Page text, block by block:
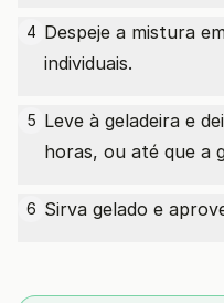
4 Despeje a mistura
individuais.
5 Leve à geladeira e
horas, ou até que a
6 Sirva gelado e